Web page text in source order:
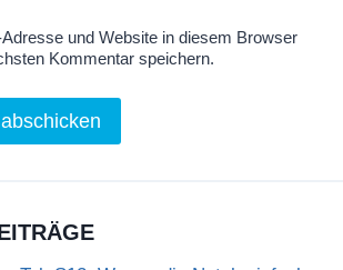
und Website in diesem Browser
Kommentar speichern.